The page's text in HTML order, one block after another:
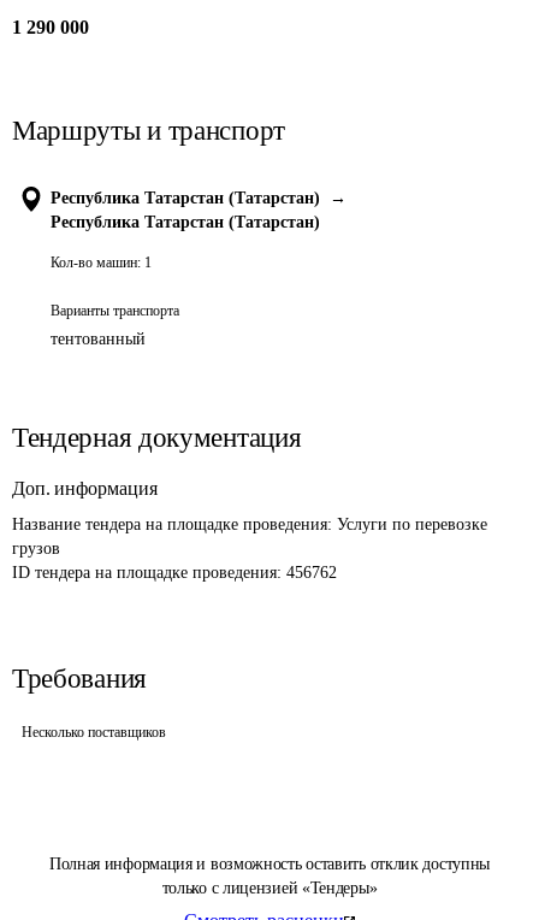
Полная информация и возможность оставить отклик доступны
только с лицензией «Тендеры»
1 290 000
Маршруты и транспорт
Республика Татарстан (Татарстан)
→
Республика Татарстан (Татарстан)
Кол-во машин: 1
Варианты транспорта
тентованный
Тендерная документация
Доп. информация
Название тендера на площадке проведения: Услуги по перевозке
грузов
ID тендера на площадке проведения: 456762
Требования
Несколько поставщиков